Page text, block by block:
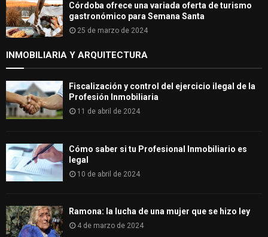
Córdoba ofrece una variada oferta de turismo
gastronómico para Semana Santa
25 de marzo de 2024
INMOBILIARIA Y ARQUITECTURA
Fiscalización y control del ejercicio ilegal de la
Profesión Inmobiliaria
11 de abril de 2024
Cómo saber si tu Profesional Inmobiliario es
legal
10 de abril de 2024
Ramona: la lucha de una mujer que se hizo ley
4 de marzo de 2024